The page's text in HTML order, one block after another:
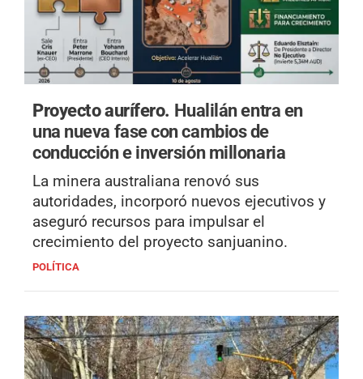
Proyecto aurífero. Hualilán entra en
una nueva fase con cambios de
conducción e inversión millonaria
La minera australiana renovó sus
autoridades, incorporó nuevos ejecutivos y
aseguró recursos para impulsar el
crecimiento del proyecto sanjuanino.
POLÍTICA